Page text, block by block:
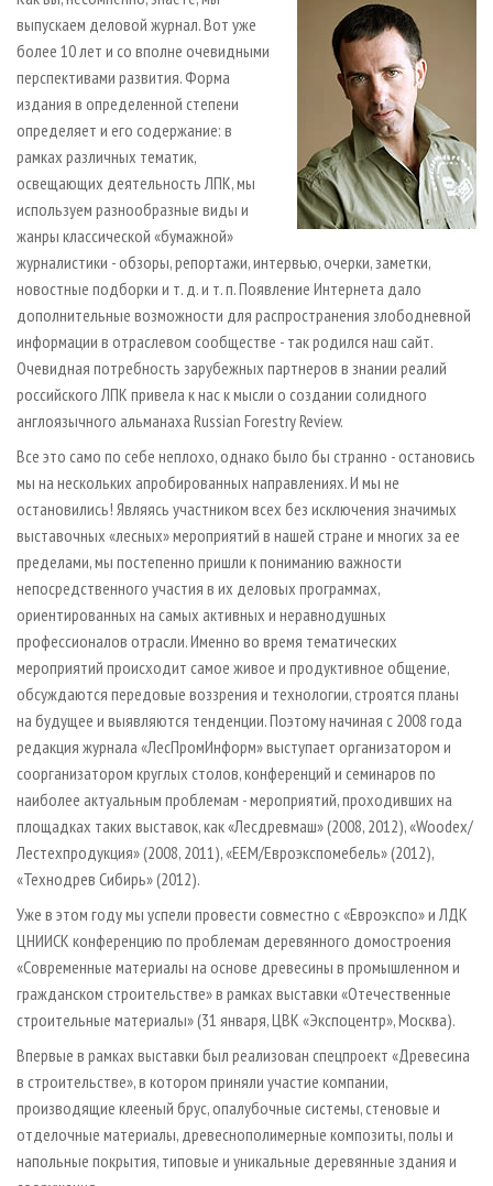
СУШКА ДРЕВЕСИНЫ
ПРОИЗВОДСТВО ДРЕВЕСНЫХ ПЛИТ
ДЕРЕВЯННОЕ ДОМОСТРОЕНИЕ
ПРОИЗВОДСТВО МЕБЕЛИ
БИОЭНЕРГЕТИКА
ЦБП
ИНСТРУМЕНТ И МАТЕРИАЛЫ
ПЕРСОНЫ
МОБИЛЬНЫЕ ВЫСТАВКИ
ОФИЦИАЛЬНЫЕ ДЕЛЕГАЦИИ
ПРИОРИТЕТНЫЕ ИНВЕСТПРОЕКТЫ
RUSSIAN FORESTRY REVIEW
ГАЗЕТА ЛЕСПРОМФОРУМ
БИБЛИОТЕКА СПЕЦИАЛИСТА
КОНТАКТЫ
РЕКЛАМА
РЕКЛАМА НА САЙТЕ
выпускаем деловой журнал. Вот уже
более 10 лет и со вполне очевидными
перспективами развития. Форма
издания в определенной степени
определяет и его содержание: в
рамках различных тематик,
освещающих деятельность ЛПК, мы
используем разнообразные виды и
жанры классической «бумажной»
журналистики - обзоры, репортажи, интервью, очерки, заметки,
новостные подборки и т. д. и т. п. Появление Интернета дало
дополнительные возможности для распространения злободневной
информации в отраслевом сообществе - так родился наш сайт.
Очевидная потребность зарубежных партнеров в знании реалий
российского ЛПК привела к нас к мысли о создании солидного
англоязычного альманаха Russian Forestry Review.
Все это само по себе неплохо, однако было бы странно - остановись
мы на нескольких апробированных направлениях. И мы не
остановились! Являясь участником всех без исключения значимых
выставочных «лесных» мероприятий в нашей стране и многих за ее
пределами, мы постепенно пришли к пониманию важности
непосредственного участия в их деловых программах,
ориентированных на самых активных и неравнодушных
профессионалов отрасли. Именно во время тематических
мероприятий происходит самое живое и продуктивное общение,
обсуждаются передовые воззрения и технологии, строятся планы
на будущее и выявляются тенденции. Поэтому начиная с 2008 года
редакция журнала «ЛесПромИнформ» выступает организатором и
соорганизатором круглых столов, конференций и семинаров по
наиболее актуальным проблемам - мероприятий, проходивших на
площадках таких выставок, как «Лесдревмаш» (2008, 2012), «Woodex/
Лестехпродукция» (2008, 2011), «EEM/Евроэкспомебель» (2012),
«Технодрев Сибирь» (2012).
Уже в этом году мы успели провести совместно с «Евроэкспо» и ЛДК
ЦНИИСК конференцию по проблемам деревянного домостроения
«Современные материалы на основе древесины в промышленном и
гражданском строительстве» в рамках выставки «Отечественные
строительные материалы» (31 января, ЦВК «Экспоцентр», Москва).
Впервые в рамках выставки был реализован спецпроект «Древесина
в строительстве», в котором приняли участие компании,
производящие клееный брус, опалубочные системы, стеновые и
отделочные материалы, древесно­полимерные композиты, полы и
напольные покрытия, типовые и уникальные деревянные здания и